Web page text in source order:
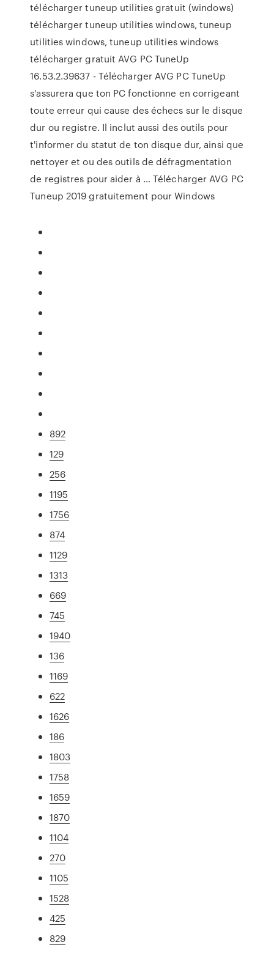
télécharger tuneup utilities gratuit (windows)
télécharger tuneup utilities windows, tuneup
utilities windows, tuneup utilities windows
télécharger gratuit AVG PC TuneUp
16.53.2.39637 - Télécharger AVG PC TuneUp
s'assurera que ton PC fonctionne en corrigeant
toute erreur qui cause des échecs sur le disque
dur ou registre. Il inclut aussi des outils pour
t'informer du statut de ton disque dur, ainsi que
nettoyer et ou des outils de défragmentation
de registres pour aider à … Télécharger AVG PC
Tuneup 2019 gratuitement pour Windows
892
129
256
1195
1756
874
1129
1313
669
745
1940
136
1169
622
1626
186
1803
1758
1659
1870
1104
270
1105
1528
425
829